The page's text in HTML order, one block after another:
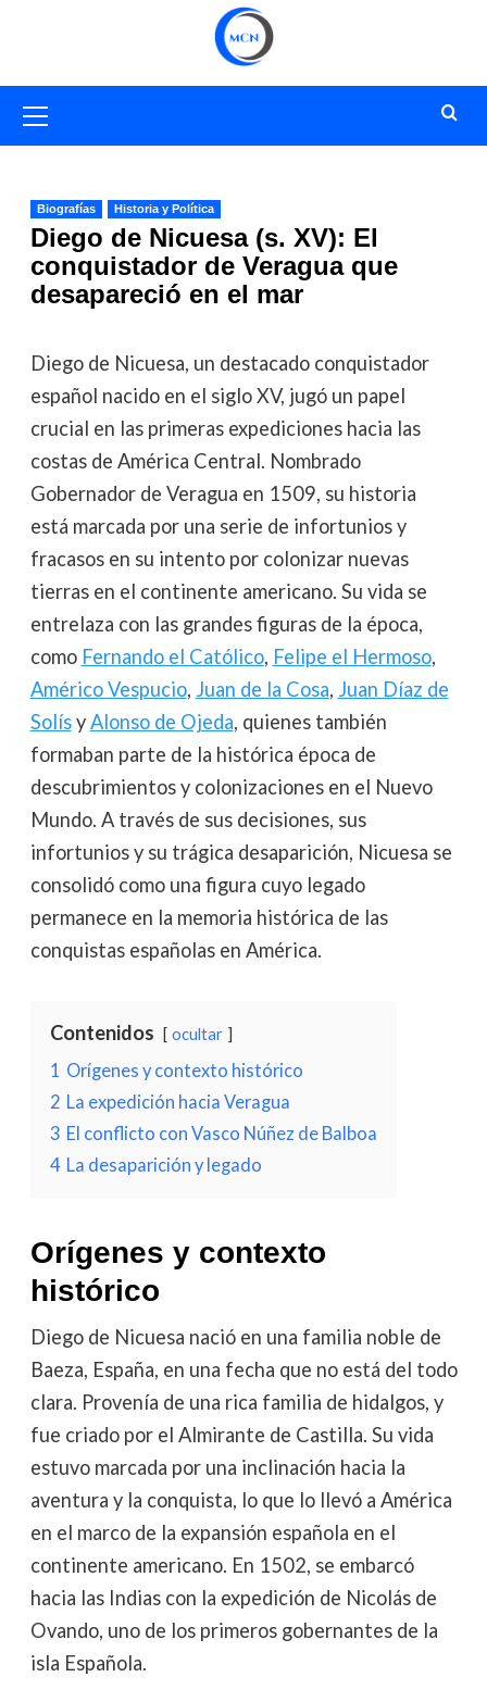
primario
Biografías Historia y Política
Diego de Nicuesa (s. XV): El
conquistador de Veragua que
desapareció en el mar
Diego de Nicuesa, un destacado conquistador
español nacido en el siglo XV, jugó un papel
crucial en las primeras expediciones hacia las
costas de América Central. Nombrado
Gobernador de Veragua en 1509, su historia
está marcada por una serie de infortunios y
fracasos en su intento por colonizar nuevas
tierras en el continente americano. Su vida se
entrelaza con las grandes figuras de la época,
como Fernando el Católico, Felipe el Hermoso,
Américo Vespucio, Juan de la Cosa, Juan Díaz de
SolísyAlonso de Ojeda, quienes también
formaban parte de la histórica época de
descubrimientos y colonizaciones en el Nuevo
Mundo. A través de sus decisiones, sus
infortunios y su trágica desaparición, Nicuesa se
consolidó como una figura cuyo legado
permanece en la memoria histórica de las
conquistas españolas en América.
Contenidos ocultar
1 Orígenes y contexto histórico
2 La expedición hacia Veragua
3 El conflicto con Vasco Núñez de Balboa
4 La desaparición y legado
Orígenes y contexto
histórico
Diego de Nicuesa nació en una familia noble de
Baeza, España, en una fecha que no está del todo
clara. Provenía de una rica familia de hidalgos, y
fue criado por el Almirante de Castilla. Su vida
estuvo marcada por una inclinación hacia la
aventura y la conquista, lo que lo llevó a América
en el marco de la expansión española en el
continente americano. En 1502, se embarcó
hacia las Indias con la expedición de Nicolás de
Ovando, uno de los primeros gobernantes de la
isla Española.